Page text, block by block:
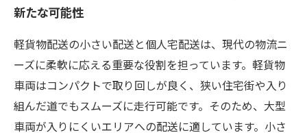
未来を見据えた軽貨物配送業界の動向とこれか
らの課題
軽貨物配送の基本を理解してサービス改善に役
立てよう
【特徴解説】小さい配送と個人宅配送、それぞ
れの違いと活用法
新たな可能性
軽貨物配送の小さい配送と個人宅配送は、現代の物流ニ
ーズに柔軟に応える重要な役割を担っています。軽貨物
車両はコンパクトで取り回しが良く、狭い住宅街や入り
組んだ道でもスムーズに走行可能です。そのため、大型
車両が入りにくいエリアへの配送に適しています。小さ